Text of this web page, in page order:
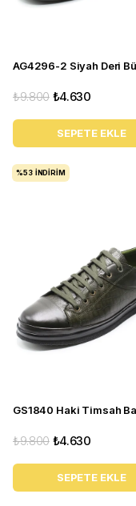
₺4.630
₺9.800
SEPETE EKLE
₺4.630
₺9.800
SEPETE EKLE
%53 İNDIRIM